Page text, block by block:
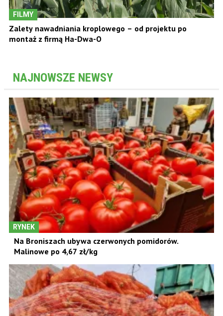
FILMY
Zalety nawadniania kroplowego – od projektu po
montaż z firmą Ha-Dwa-O
NAJNOWSZE NEWSY
RYNEK
Na Broniszach ubywa czerwonych pomidorów.
Malinowe po 4,67 zł/kg